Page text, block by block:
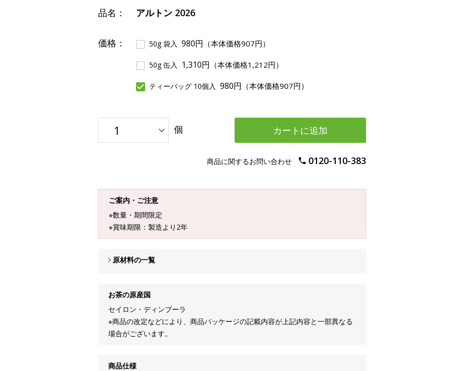
品名： アルトン 2026
価格： 50g 袋入 980円 （本体価格907円）
50g 缶入 1,310円 （本体価格1,212円）
ティーバッグ 10個入 980円 （本体価格907円）
個 カートに追加
商品に関するお問い合わせ 0120-110-383
ご案内・ご注意
※数量・期間限定
※賞味期限：製造より2年
原材料の一覧
お茶の原産国
セイロン・ディンブーラ
※商品の改定などにより、商品パッケージの記載内容が上記内容と一部異なる
場合がございます。
商品仕様